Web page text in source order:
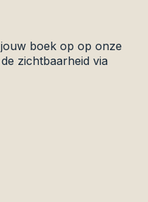
boek op op onze
zichtbaarheid via